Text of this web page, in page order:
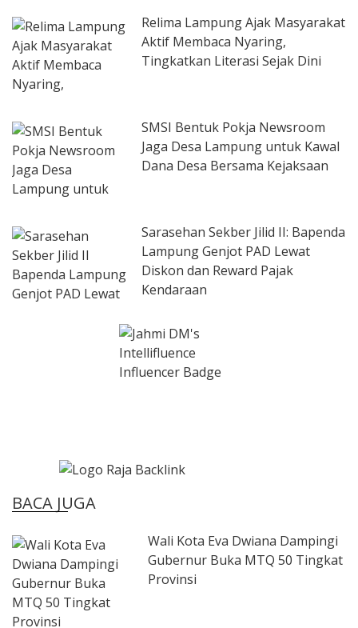
Relima Lampung Ajak Masyarakat
Aktif Membaca Nyaring,
Tingkatkan Literasi Sejak Dini
SMSI Bentuk Pokja Newsroom
Jaga Desa Lampung untuk Kawal
Dana Desa Bersama Kejaksaan
Sarasehan Sekber Jilid II: Bapenda
Lampung Genjot PAD Lewat
Diskon dan Reward Pajak
Kendaraan
BACA JUGA
Wali Kota Eva Dwiana Dampingi
Gubernur Buka MTQ 50 Tingkat
Provinsi